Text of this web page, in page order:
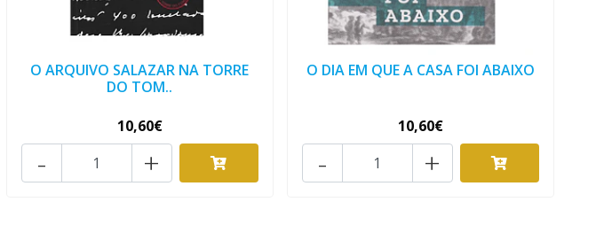
O ARQUIVO SALAZAR NA TORRE
DO TOM..
10,60€
+
-
O DIA EM QUE A CASA FOI ABAIXO
10,60€
+
-